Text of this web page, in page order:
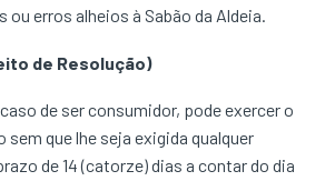
erros alheios à Sabão da Aldeia.
de Resolução)
caso de ser consumidor, pode exercer o
que lhe seja exigida qualquer
de 14 (catorze) dias a contar do dia